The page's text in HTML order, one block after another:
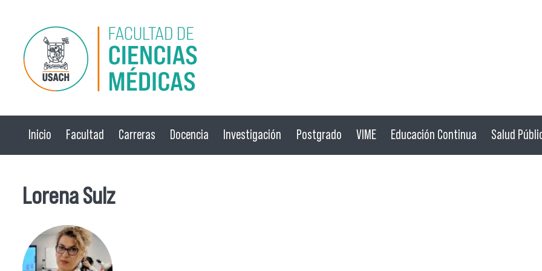
Pasar al contenido principal
Inicio Facultad Carreras Docencia Investigación Postgrado VIME Educación Continua Salud
Lorena Sulz